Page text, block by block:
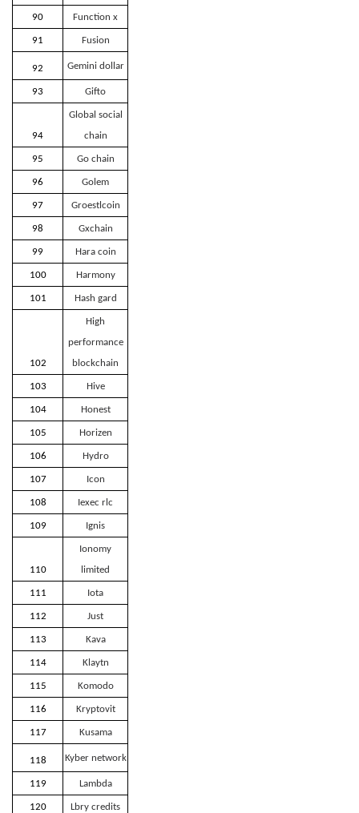
90 Function x
91 Fusion
92 Gemini dollar
93 Gifto
94
Global social
chain
95 Go chain
96 Golem
97 Groestlcoin
98 Gxchain
99 Hara coin
100 Harmony
101 Hash gard
102
High
performance
blockchain
103 Hive
104 Honest
105 Horizen
106 Hydro
107 Icon
108 Iexec rlc
109 Ignis
110
Ionomy
limited
111 Iota
112 Just
113 Kava
114 Klaytn
115 Komodo
116 Kryptovit
117 Kusama
118 Kyber network
119 Lambda
120 Lbry credits